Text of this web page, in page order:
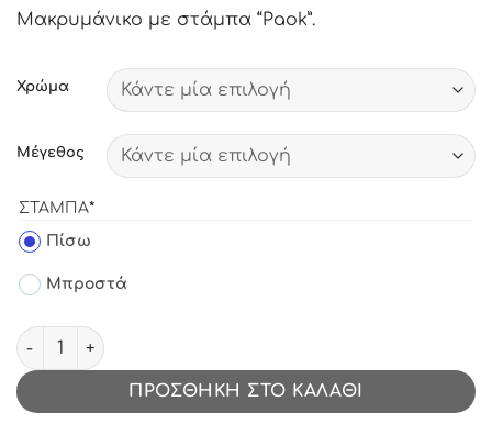
Μακρυμάνικο με στάμπα “Paok”.
Χρώμα
Μέγεθος
ΣΤΆΜΠΑ*(REQUIRED)
label_11
Πίσω
label_12
Μπροστά
Μακρυμάνικο με στάμπα Paok ποσότητα
ΠΡΟΣΘΉΚΗ ΣΤΟ ΚΑΛΆΘΙ